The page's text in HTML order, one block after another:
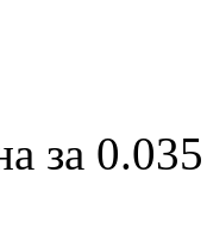
за